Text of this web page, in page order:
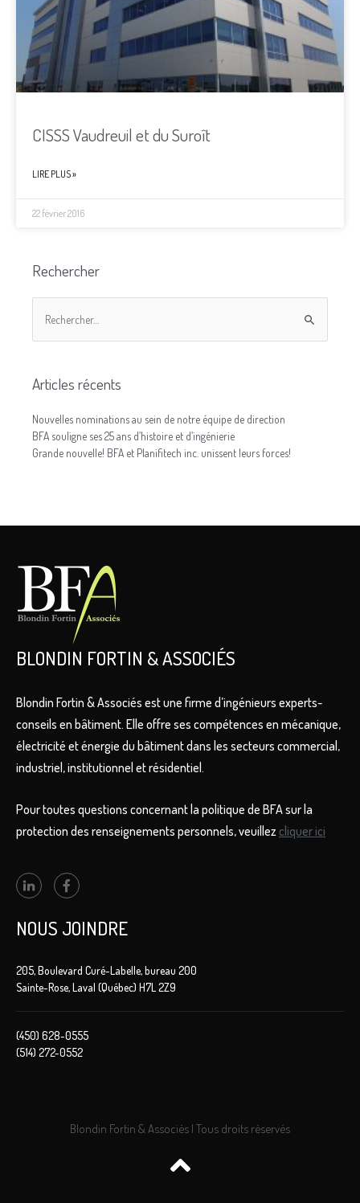
CISSS Vaudreuil et du Suroît
LIRE PLUS »
22 février 2016
Rechercher
Articles récents
Nouvelles nominations au sein de notre équipe de direction
BFA souligne ses 25 ans d’histoire et d’ingénierie
Grande nouvelle! BFA et Planifitech inc. unissent leurs forces!
BLONDIN FORTIN & ASSOCIÉS
Blondin Fortin & Associés est une firme d’ingénieurs experts-
conseils en bâtiment. Elle offre ses compétences en mécanique,
électricité et énergie du bâtiment dans les secteurs commercial,
industriel, institutionnel et résidentiel.
Pour toutes questions concernant la politique de BFA sur la
protection des renseignements personnels, veuillez cliquer ici
NOUS JOINDRE
205, Boulevard Curé-Labelle, bureau 200
Sainte-Rose, Laval (Québec) H7L 2Z9
(450) 628-0555
(514) 272-0552
Blondin Fortin & Associés | Tous droits réservés